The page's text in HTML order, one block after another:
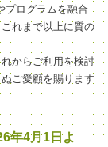
プログラムを融合
れまで以上に質の
からご利用を検討
ご愛顧を賜ります
年4月1日よ